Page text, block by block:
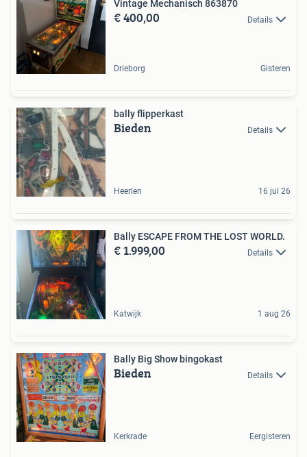
Vintage Mechanisch 863870
€ 400,00 Details
Drieborg Gisteren
bally flipperkast
Bieden Details
Heerlen 16 jul 26
Bally ESCAPE FROM THE LOST WORLD.
€ 1.999,00 Details
Katwijk 1 aug 26
Bally Big Show bingokast
Bieden Details
Kerkrade Eergisteren